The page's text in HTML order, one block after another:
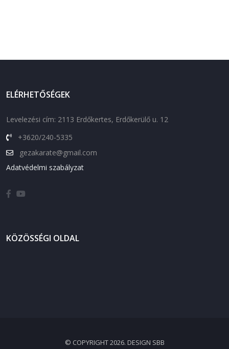
ELÉRHETŐSÉGEK
Levelezési cím: 2113 Erdőkertes, Erdőkerülő u. 12
+3620/240-5335
gezakarate@gmail.com
Adatvédelmi szabályzat
KÖZÖSSÉGI OLDAL
© COPYRIGHT 2026. DESIGN SBB